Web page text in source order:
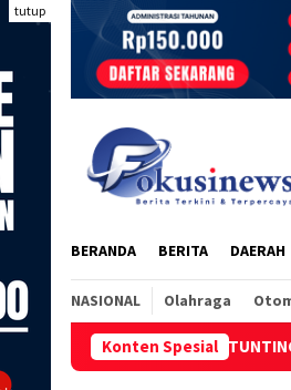
tutup
BERANDA BERITA DAERAH
NASIONAL Olahraga
Konten Spesial
STUNTING DAN EDUKASI